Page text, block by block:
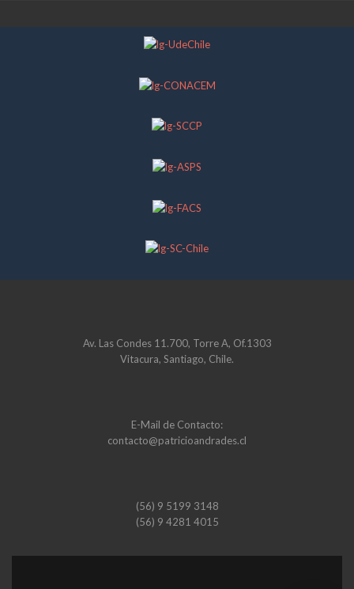
Av. Las Condes 11.700, Torre A, Of.1303
Vitacura, Santiago, Chile.
E-Mail de Contacto:
contacto@patricioandrades.cl
(56) 9 5199 3148
(56) 9 4281 4015